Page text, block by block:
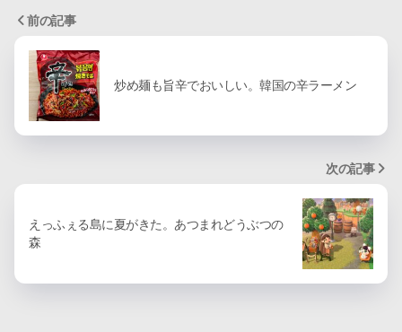
前の記事
炒め麺も旨辛でおいしい。韓国の辛ラーメン
次の記事
えっふぇる島に夏がきた。あつまれどうぶつの
森